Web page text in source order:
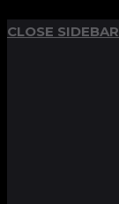
CLOSE SIDEBAR